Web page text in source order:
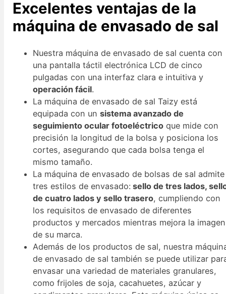
Excelentes ventajas de la
máquina de envasado de sal
Nuestra máquina de envasado de sal cuenta con
una pantalla táctil electrónica LCD de cinco
pulgadas con una interfaz clara e intuitiva y
operación fácil.
La máquina de envasado de sal Taizy está
equipada con unsistema avanzado de
seguimiento ocular fotoeléctrico que mide con
precisión la longitud de la bolsa y posiciona los
cortes, asegurando que cada bolsa tenga el
mismo tamaño.
La máquina de envasado de bolsas de sal admite
tres estilos de envasado: sello de tres lados,
de cuatro lados y sello trasero, cumpliendo con
los requisitos de envasado de diferentes
productos y mercados mientras mejora la imagen
de su marca.
Además de los productos de sal, nuestra
de envasado de sal también se puede utilizar
envasar una variedad de materiales granulares,
como frijoles de soja, cacahuetes, azúcar y